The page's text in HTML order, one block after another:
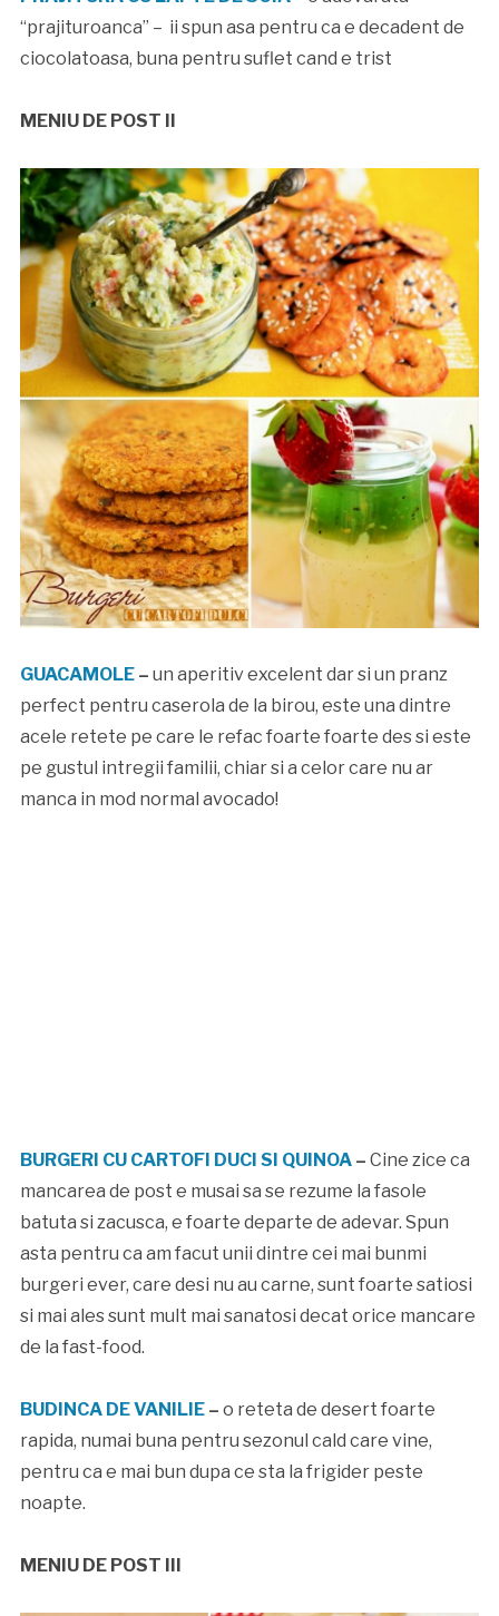
“prajituroanca” – ii spun asa pentru ca e decadent de
ciocolatoasa, buna pentru suflet cand e trist
MENIU DE POST II
GUACAMOLE– un aperitiv excelent dar si un pranz
perfect pentru caserola de la birou, este una dintre
acele retete pe care le refac foarte foarte des si este
pe gustul intregii familii, chiar si a celor care nu ar
manca in mod normal avocado!
BURGERI CU CARTOFI DUCI SI QUINOA– Cine zice ca
mancarea de post e musai sa se rezume la fasole
batuta si zacusca, e foarte departe de adevar. Spun
asta pentru ca am facut unii dintre cei mai bunmi
burgeri ever, care desi nu au carne, sunt foarte satiosi
si mai ales sunt mult mai sanatosi decat orice mancare
de la fast-food.
BUDINCA DE VANILIE– o reteta de desert foarte
rapida, numai buna pentru sezonul cald care vine,
pentru ca e mai bun dupa ce sta la frigider peste
noapte.
MENIU DE POST III